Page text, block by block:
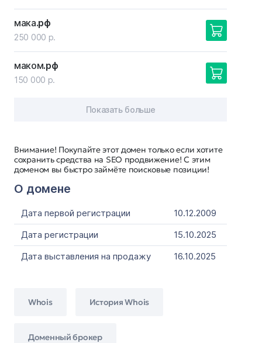
Внимание! Покупайте этот домен только если хотите
сохранить средства на SEO продвижение! С этим
доменом вы быстро займёте поисковые позиции!
О домене
Дата первой регистрации
10.12.2009
Дата регистрации
15.10.2025
Дата выставления на продажу
16.10.2025
Whois История Whois
Доменный брокер
мака.рф
250 000 р.
маком.рф
150 000 р.
Показать больше